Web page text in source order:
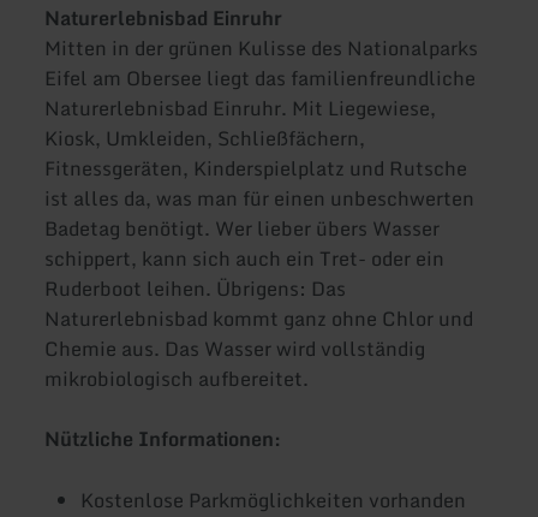
Naturerlebnisbad Einruhr
Mitten in der grünen Kulisse des Nationalparks
Eifel am Obersee liegt das familienfreundliche
Naturerlebnisbad Einruhr. Mit Liegewiese,
Kiosk, Umkleiden, Schließfächern,
Fitnessgeräten, Kinderspielplatz und Rutsche
ist alles da, was man für einen unbeschwerten
Badetag benötigt. Wer lieber übers Wasser
schippert, kann sich auch ein Tret- oder ein
Ruderboot leihen. Übrigens: Das
Naturerlebnisbad kommt ganz ohne Chlor und
Chemie aus. Das Wasser wird vollständig
mikrobiologisch aufbereitet.
Nützliche Informationen:
Kostenlose Parkmöglichkeiten vorhanden